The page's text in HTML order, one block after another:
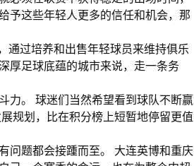
予这些年轻人更多的信任和机会，那
通过培养和出售年轻球员来维持俱乐
厚足球底蕴的城市来说，走一条务
力。 球迷们当然希望看到球队不断赢
规划，比在积分榜上短暂地停留更值
问题都会接踵而至。 大连英博和重庆